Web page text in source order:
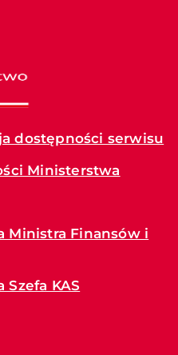
dostępności serwisu
Ministerstwa
Ministra Finansów i
KAS